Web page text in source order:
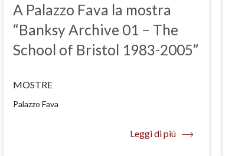
A Palazzo Fava la mostra
“Banksy Archive 01 – The
School of Bristol 1983-2005”
MOSTRE
Palazzo Fava
Leggi di più